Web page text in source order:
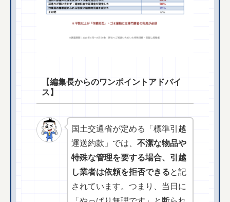
【編集長からのワンポイントアドバイ
ス】
国土交通省が定める「標準引越
運送約款」では、不潔な物品や
特殊な管理を要する場合、引越
し業者は依頼を拒否できると記
されています。つまり、当日に